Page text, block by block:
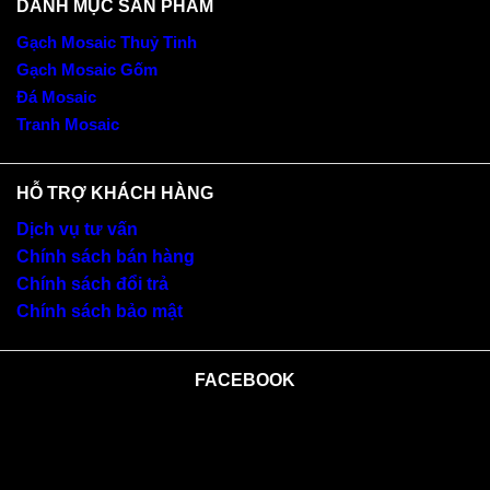
DANH MỤC SẢN PHẨM
Gạch Mosaic Thuỷ Tinh
Gạch Mosaic Gốm
Đá Mosaic
Tranh Mosaic
HỖ TRỢ KHÁCH HÀNG
Dịch vụ tư vấn
Chính sách bán hàng
Chính sách đổi trả
Chính sách bảo mật
FACEBOOK